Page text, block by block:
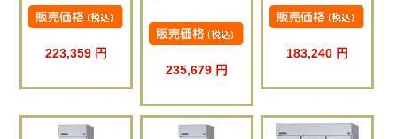
223,359 円
235,679 円
183,240 円